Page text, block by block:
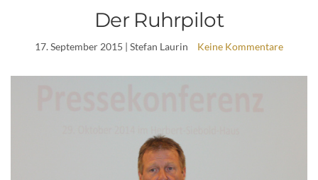
Der Ruhrpilot
17. September 2015 | Stefan Laurin Keine Kommentare